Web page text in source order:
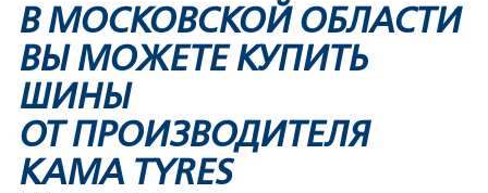
В МОСКОВСКОЙ ОБЛАСТИ
ВЫ МОЖЕТЕ КУПИТЬ
ШИНЫ
ОТ ПРОИЗВОДИТЕЛЯ
KAMA TYRES